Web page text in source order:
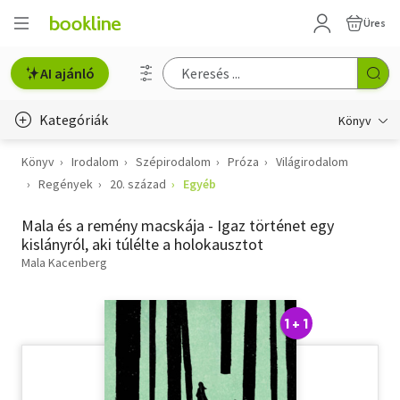
Üres
AI ajánló
Kategóriák Könyv
Életmód, egészség
Gyermek- és ifjúsági
Könyv Irodalom Szépirodalom Próza
Világirodalom
Regények
20. század Egyéb
Mala és a remény macskája - Igaz történet egy
kislányról, aki túlélte a holokausztot
Mala Kacenberg
1 + 1